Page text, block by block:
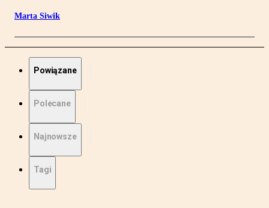
Marta Siwik
Powiązane
Polecane
Najnowsze
Tagi